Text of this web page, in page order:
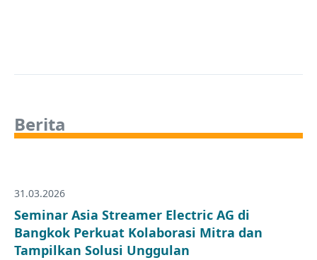
Berita
31.03.2026
Seminar Asia Streamer Electric AG di
Bangkok Perkuat Kolaborasi Mitra dan
Tampilkan Solusi Unggulan